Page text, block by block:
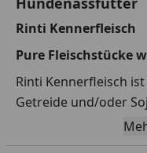
Rinti Kennerfleisch
Pure Fleischstücke
Rinti Kennerfleisch
Getreide und/oder
ohne Formfleisch,
tierische